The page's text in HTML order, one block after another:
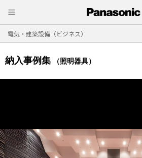
電気・建築設備（ビジネス）
納入事例集 （照明器具）